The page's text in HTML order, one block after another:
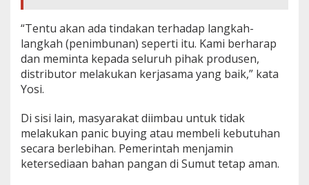
“Tentu akan ada tindakan terhadap langkah-
langkah (penimbunan) seperti itu. Kami berharap
dan meminta kepada seluruh pihak produsen,
distributor melakukan kerjasama yang baik,” kata
Yosi.
Di sisi lain, masyarakat diimbau untuk tidak
melakukan panic buying atau membeli kebutuhan
secara berlebihan. Pemerintah menjamin
ketersediaan bahan pangan di Sumut tetap aman.